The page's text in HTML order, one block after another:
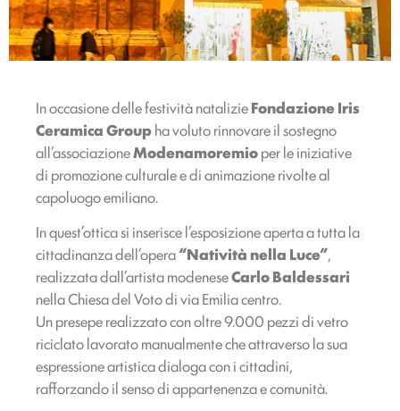
In occasione delle festività natalizieFondazione Iris
Ceramica Groupha voluto rinnovare il sostegno
all’associazioneModenamoremioper le iniziative
di promozione culturale e di animazione rivolte al
capoluogo emiliano.
In quest’ottica si inserisce l’esposizione aperta a tutta la
cittadinanza dell’opera“Natività nella Luce”,
realizzata dall’artista modeneseCarlo Baldessari
nella Chiesa del Voto di via Emilia centro.
Un presepe realizzato con oltre 9.000 pezzi di vetro
riciclato lavorato manualmente che attraverso la sua
espressione artistica dialoga con i cittadini,
rafforzando il senso di appartenenza e comunità.